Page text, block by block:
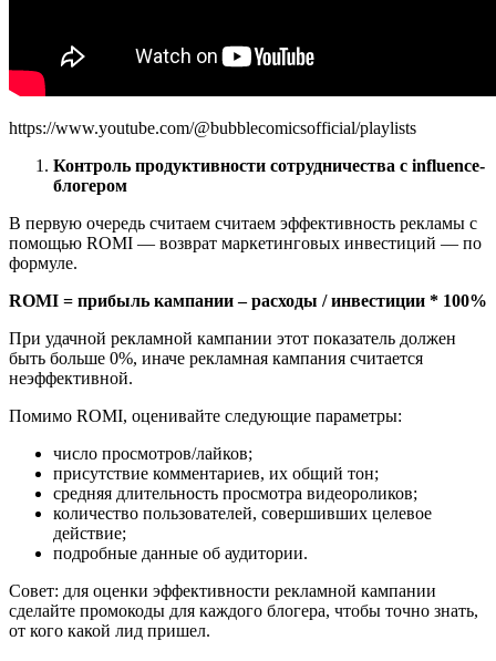
https://www.youtube.com/@bubblecomicsofficial/playlists
Контроль продуктивности сотрудничества с influence-
блогером
В первую очередь считаем считаем эффективность рекламы с
помощью ROMI — возврат маркетинговых инвестиций — по
формуле.
ROMI = прибыль кампании – расходы / инвестиции * 100%
При удачной рекламной кампании этот показатель должен
быть больше 0%, иначе рекламная кампания считается
неэффективной.
Помимо ROMI, оценивайте следующие параметры:
число просмотров/лайков;
присутствие комментариев, их общий тон;
средняя длительность просмотра видеороликов;
количество пользователей, совершивших целевое
действие;
подробные данные об аудитории.
Совет: для оценки эффективности рекламной кампании
сделайте промокоды для каждого блогера, чтобы точно знать,
от кого какой лид пришел.